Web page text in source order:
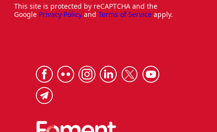
This site is protected by reCAPTCHA and the
Google Privacy Policy and Terms of Service apply.